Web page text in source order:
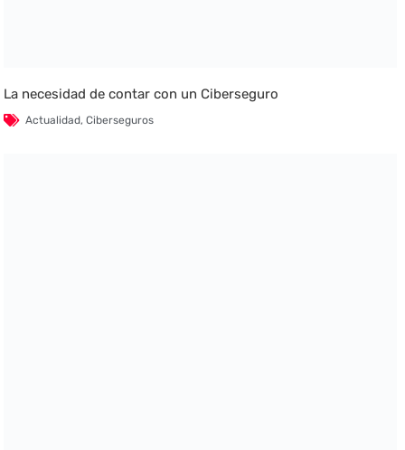
La necesidad de contar con un Ciberseguro
Actualidad,Ciberseguros